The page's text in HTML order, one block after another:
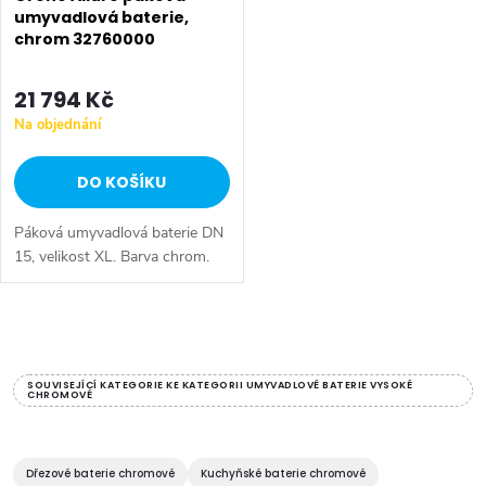
r
d
u
k
t
r
o
d
u
k
umyvadlová baterie,
chrom 32760000
21 794 Kč
Na objednání
DO KOŠÍKU
Páková umyvadlová baterie DN
15, velikost XL. Barva chrom.
vSOUVISEJÍCÍ KATEGORIE KE KATEGORII UMYVADLOVÉ BATERIE VYSOKÉ
CHROMOVÉ
Dřezové baterie chromové Kuchyňské baterie chromové